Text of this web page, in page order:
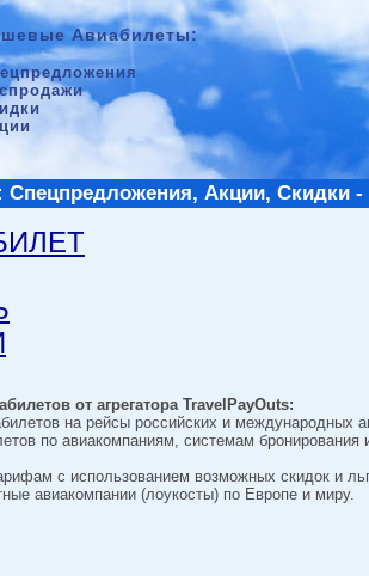
Авиабилеты:
Акции, Скидки -
от агрегатора TravelPayOuts:
на рейсы российских и международных
по авиакомпаниям, системам
с использованием возможных скидок и
авиакомпании (лоукосты) по Европе и миру.